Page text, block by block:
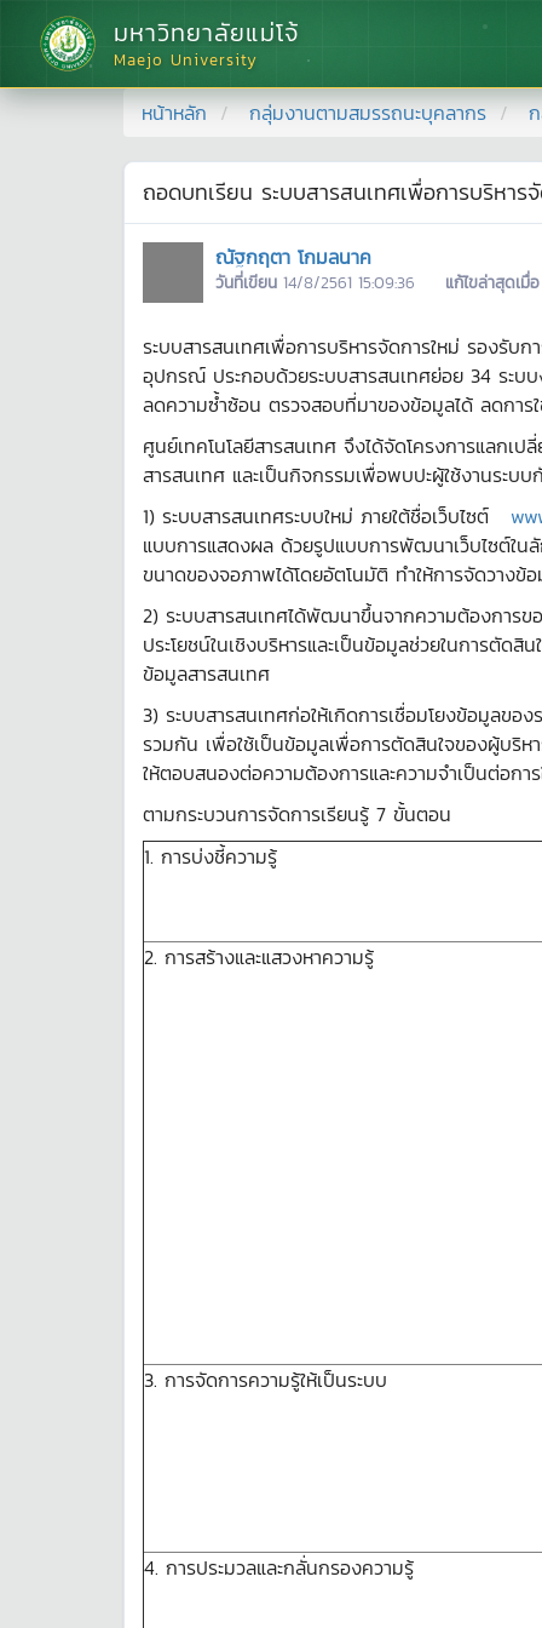
มหาวิทยาลัยแม่โจ้
Maejo University
หน้าหลัก กลุ่มงานตามสมรรถนะบุคลากร
ถอดบทเรียน ระบบสารสนเทศเพื่อการบริหาร
ณัฐกฤตา โกมลนาค
วันที่เขียน 14/8/2561 15:09:36 แก้ไขล่าสุดเมื่อ
ระบบสารสนเทศเพื่อการบริหารจัดการใหม่ รองรั
อุปกรณ์ ประกอบด้วยระบบสารสนเทศย่อย 34 ระบ
ลดความซ้ำซ้อน ตรวจสอบที่มาของข้อมูลได้ ลดกา
ศูนย์เทคโนโลยีสารสนเทศ จึงได้จัดโครงการแลกเ
สารสนเทศ และเป็นกิจกรรมเพื่อพบปะผู้ใช้งานระ
1) ระบบสารสนเทศระบบใหม่ ภายใต้ชื่อเว็บไซต์
แบบการแสดงผล ด้วยรูปแบบการพัฒนาเว็บไซต์ใ
ขนาดของจอภาพได้โดยอัตโนมัติ ทำให้การจัดวางข้
2) ระบบสารสนเทศได้พัฒนาขึ้นจากความต้องการข
ประโยชน์ในเชิงบริหารและเป็นข้อมูลช่วยในการตั
ข้อมูลสารสนเทศ
3) ระบบสารสนเทศก่อให้เกิดการเชื่อมโยงข้อมูลข
รวมกัน เพื่อใช้เป็นข้อมูลเพื่อการตัดสินใจของผู้บริ
ให้ตอบสนองต่อความต้องการและความจำเป็นต่อการ
ตามกระบวนการจัดการเรียนรู้ 7 ขั้นตอน
1. การบ่งชี้ความรู้
2. การสร้างและแสวงหาความรู้
3. การจัดการความรู้ให้เป็นระบบ
4. การประมวลและกลั่นกรองความรู้